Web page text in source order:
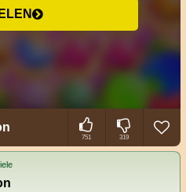
751 319